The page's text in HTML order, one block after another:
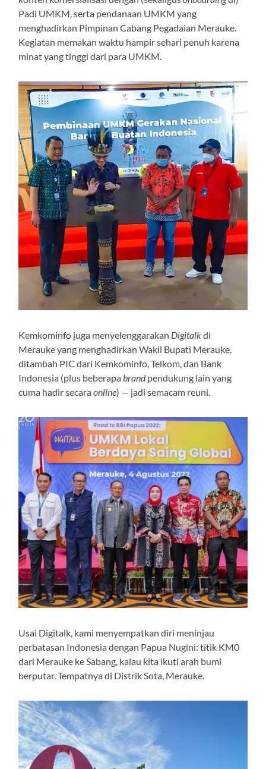
Padi UMKM, serta pendanaan UMKM yang
menghadirkan Pimpinan Cabang Pegadaian Merauke.
Kegiatan memakan waktu hampir sehari penuh karena
minat yang tinggi dari para UMKM.
Kemkominfo juga menyelenggarakan Digitalkdi
Merauke yang menghadirkan Wakil Bupati Merauke,
ditambah PIC dari Kemkominfo, Telkom, dan Bank
Indonesia (plus beberapabrandpendukung lain yang
cuma hadir secaraonline) — jadi semacam reuni.
Usai Digitalk, kami menyempatkan diri meninjau
perbatasan Indonesia dengan Papua Nugini: titik KM0
dari Merauke ke Sabang, kalau kita ikuti arah bumi
berputar. Tempatnya di Distrik Sota, Merauke.